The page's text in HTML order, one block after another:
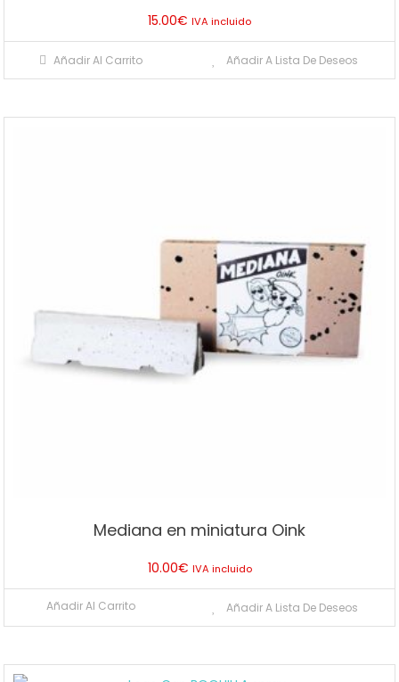
15.00€ IVA incluido
Añadir Al Carrito Añadir A Lista De Deseos
Mediana en miniatura Oink
10.00€ IVA incluido
Añadir Al Carrito Añadir A Lista De Deseos